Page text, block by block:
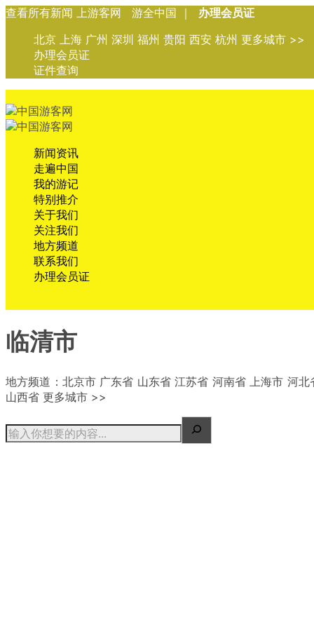
查看所有新闻 上游客网 游全中国 ｜
办理会员证
北京 上海 广州 深圳 福州 贵阳 西安 杭州 更多城市 >>
办理会员证
证件查询
新闻资讯
走遍中国
我的游记
特别推介
关于我们
关注我们
地方频道
联系我们
办理会员证
临清市
地方频道：北京市 广东省 山东省 江苏省 河南省 上海市 河
山西省 更多城市 >>